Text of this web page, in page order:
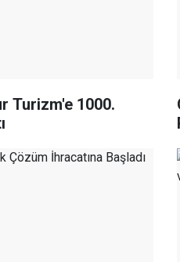
Turizm'e 1000.